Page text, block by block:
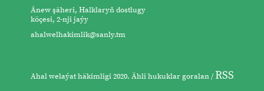
Änew şäheri, Halklaryň dostlugy
köçesi, 2-nji jaýy
ahalwelhakimlik@sanly.tm
Ahal welaýat häkimligi 2020. Ähli hukuklar goralan /RSS